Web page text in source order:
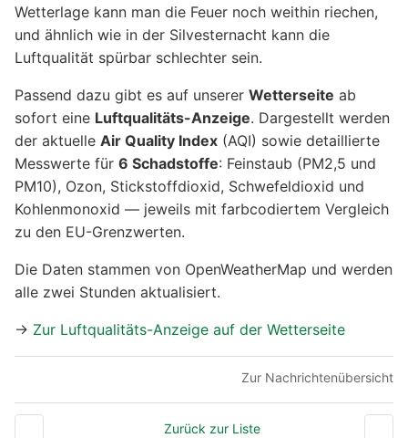
Wetterlage kann man die Feuer noch weithin riechen,
und ähnlich wie in der Silvesternacht kann die
Luftqualität spürbar schlechter sein.
Passend dazu gibt es auf unserer Wetterseite ab
sofort eine Luftqualitäts-Anzeige. Dargestellt werden
der aktuelle Air Quality Index (AQI) sowie detaillierte
Messwerte für 6 Schadstoffe: Feinstaub (PM2,5 und
PM10), Ozon, Stickstoffdioxid, Schwefeldioxid und
Kohlenmonoxid — jeweils mit farbcodiertem Vergleich
zu den EU-Grenzwerten.
Die Daten stammen von OpenWeatherMap und werden
alle zwei Stunden aktualisiert.
→ Zur Luftqualitäts-Anzeige auf der Wetterseite
Zur Nachrichtenübersicht
Zurück zur Liste